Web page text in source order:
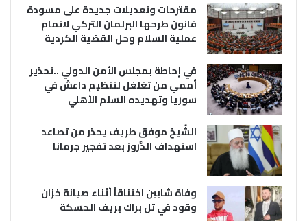
مقترحات وتعديلات جديدة على مسودة
قانون طرحها البرلمان التركي لاتمام
عملية السلام وحل القضية الكردية
في إحاطة بمجلس الأمن الدولي ..تحذير
أممي من تغلغل لتنظيم داعش في
سوريا وتهديده السلم الأهلي
الشَّيخ موفق طريف يحذر من تصاعد
استهداف الدَّروز بعد تفجير جرمانا
وفاة شابين اختناقاً أثناء صيانة خزان
وقود في تل براك بريف الحسكة